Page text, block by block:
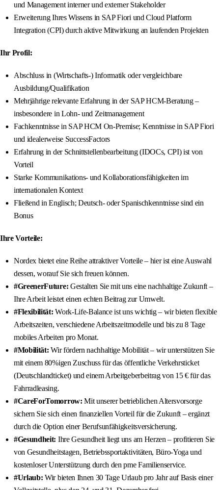
und Management interner und externer Stakeholder
Erweiterung Ihres Wissens in SAP Fiori und Cloud Platform
Integration (CPI) durch aktive Mitwirkung an laufenden Projekten
Ihr Profil:
Abschluss in (Wirtschafts-) Informatik oder vergleichbare
Ausbildung/Qualifikation
Mehrjährige relevante Erfahrung in der SAP HCM-Beratung –
insbesondere in Lohn- und Zeitmanagement
Fachkenntnisse in SAP HCM On-Premise; Kenntnisse in SAP Fiori
und idealerweise SuccessFactors
Erfahrung in der Schnittstellenbearbeitung (IDOCs, CPI) ist von
Vorteil
Starke Kommunikations- und Kollaborationsfähigkeiten im
internationalen Kontext
Fließend in Englisch; Deutsch- oder Spanischkenntnisse sind ein
Bonus
Ihre Vorteile:
Nordex bietet eine Reihe attraktiver Vorteile – hier ist eine Auswahl
dessen, worauf Sie sich freuen können.
#GreenerFuture: Gestalten Sie mit uns eine nachhaltige Zukunft –
Ihre Arbeit leistet einen echten Beitrag zur Umwelt.
#Flexibilität: Work-Life-Balance ist uns wichtig – wir bieten flexible
Arbeitszeiten, verschiedene Arbeitszeitmodelle und bis zu 8 Tage
mobiles Arbeiten pro Monat.
#Mobilität: Wir fördern nachhaltige Mobilität – wir unterstützen Sie
mit einem 80%igen Zuschuss für das öffentliche Verkehrsticket
(Deutschlandticket) und einem Arbeitgeberbeitrag von 15 € für das
Fahrradleasing.
#CareForTomorrow: Mit unserer betrieblichen Altersvorsorge
sichern Sie sich einen finanziellen Vorteil für die Zukunft – ergänzt
durch die Option einer Berufsunfähigkeitsversicherung.
#Gesundheit: Ihre Gesundheit liegt uns am Herzen – profitieren Sie
von Gesundheitstagen, Betriebssportaktivitäten, Büro-Yoga und
kostenloser Unterstützung durch den pme Familienservice.
#Urlaub: Wir bieten Ihnen 30 Tage Urlaub pro Jahr auf Basis einer